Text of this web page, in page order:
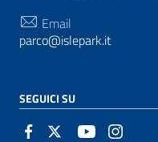
Email
parco@islepark.it
SEGUICI SU